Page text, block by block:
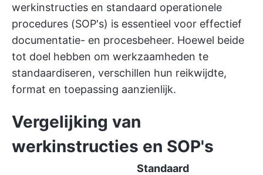
werkinstructies en standaard operationele
procedures (SOP's) is essentieel voor effectief
documentatie- en procesbeheer. Hoewel beide
tot doel hebben om werkzaamheden te
standaardiseren, verschillen hun reikwijdte,
format en toepassing aanzienlijk.
Vergelijking van
werkinstructies en SOP's
Standaard